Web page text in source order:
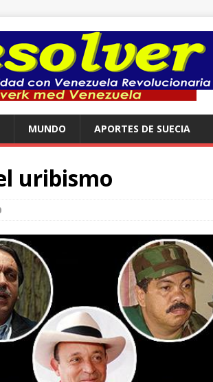
MUNDO APORTES DE SUECIA
uribismo